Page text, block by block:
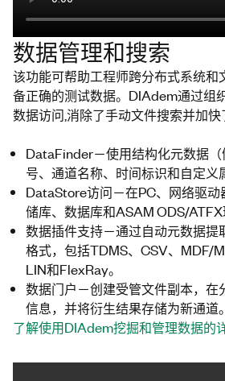
数据管理和搜索
该功能可帮助工程师跨分布式系统和
备正确的测试数据。DIAdem通过组
数据访问,消除了手动文件搜索并加快
DataFinder－使用结构化元数据
号、通道名称、时间标识和自定义
DataStore访问－在PC、网络驱
储库、数据库和ASAM ODS/ATFX
数据插件支持－通过自动元数据
格式，包括TDMS、CSV、MDF/
LIN和FlexRay。
数据门户－创建受管文件副本，在
信息，并将衍生结果存储为新通道。
了解使用DIAdem挖掘和管理数据的